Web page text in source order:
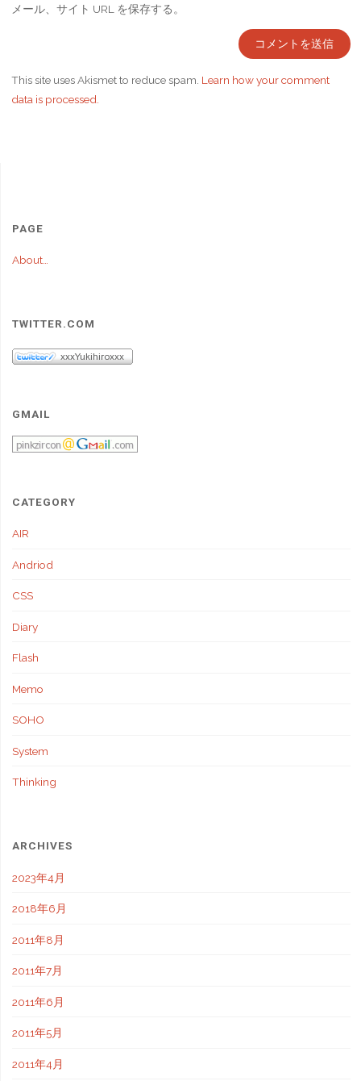
メール、サイト URL を保存する。
This site uses Akismet to reduce spam. Learn how your comment
data is processed.
PAGE
About…
TWITTER.COM
GMAIL
CATEGORY
AIR
Andriod
CSS
Diary
Flash
Memo
SOHO
System
Thinking
ARCHIVES
2023年4月
2018年6月
2011年8月
2011年7月
2011年6月
2011年5月
2011年4月